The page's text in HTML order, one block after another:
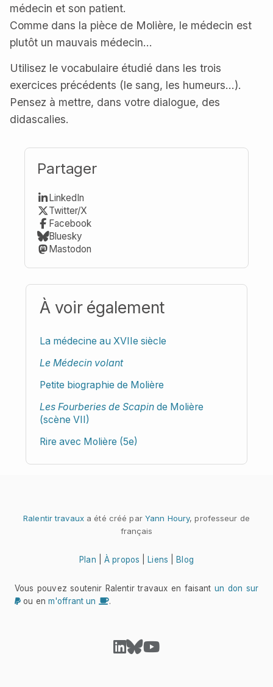
médecin et son patient.
Comme dans la pièce de Molière, le médecin est
plutôt un mauvais médecin...
Utilisez le vocabulaire étudié dans les trois
exercices précédents (le sang, les humeurs...).
Pensez à mettre, dans votre dialogue, des
didascalies.
Partager
LinkedIn
Twitter/X
Facebook
Bluesky
Mastodon
À voir également
La médecine au XVIIe siècle
Le Médecin volant
Petite biographie de Molière
Les Fourberies de Scapin de Molière
(scène VII)
Rire avec Molière (5e)
Ralentir travauxa été créé par Yann Houry, professeur de
français
Plan |À propos Liens Blog
Vous pouvez soutenir Ralentir travaux en faisant un don sur
ou en m'offrant un .